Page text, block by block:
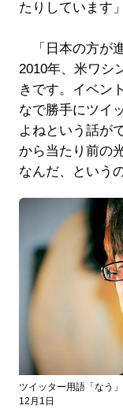
たりしています」
「日本の方が
2010年、米ワシ
きです。イベン
なで勝手にツイ
よねという話が
から当たり前の
なんだ、という
ツイッター用語「なう
12月1日